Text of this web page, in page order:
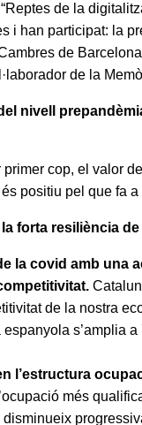
de la
i han participat: la
de
de la
nivell
cop, el valor
positiu pel que fa
forta resiliència
la covid amb
de la nostra
s’amplia
l’estructura
més